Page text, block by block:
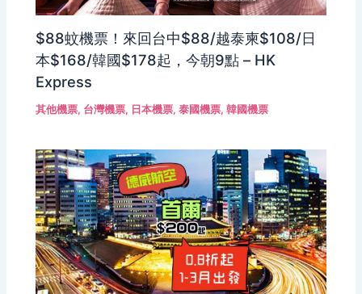
$88蚊機票！來回台中$88/越泰柬$108/日
本$168/韓國$178起，今朝9點 – HK
Express
其他機票, 台灣機票, 日本機票,泰國機票,韓國機票